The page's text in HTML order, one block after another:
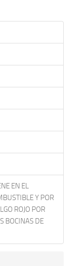
EN EL
Y POR
ROJO POR
BOCINAS DE